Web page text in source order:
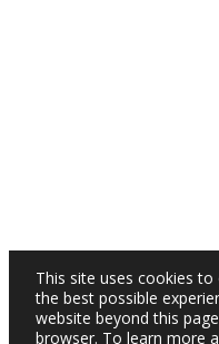
This site uses cookies
the best possible
website beyond this
browser. To learn more